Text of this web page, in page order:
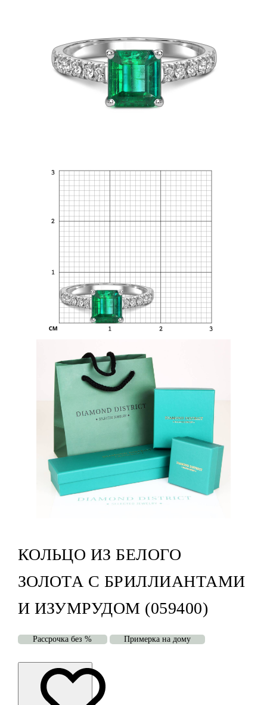
КОЛЬЦО ИЗ БЕЛОГО
ЗОЛОТА С БРИЛЛИАНТАМИ
И ИЗУМРУДОМ (059400)
Рассрочка без % Примерка на дому